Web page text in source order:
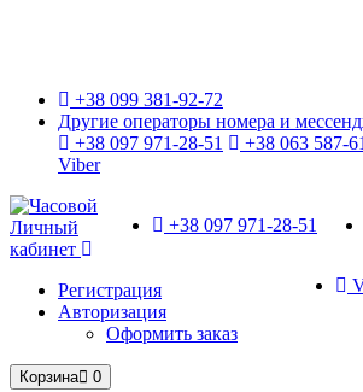
+38 099 381-92-72
Другие операторы номера и
+38 097 971-28-51
+38 063 587-
Viber
+38 097 971-28-51
Личный
кабинет
Регистрация
Авторизация
Оформить заказ
Корзина 0